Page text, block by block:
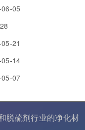
05
21
14
07
脱硫剂行业的净化材